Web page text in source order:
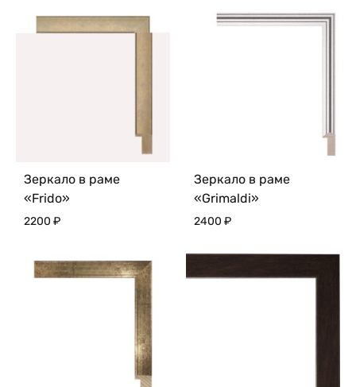
–
Зеркало в раме
«Frido»
2200 ₽
Зеркало в раме
«Grimaldi»
2400 ₽